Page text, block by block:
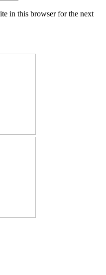
in this browser for the next